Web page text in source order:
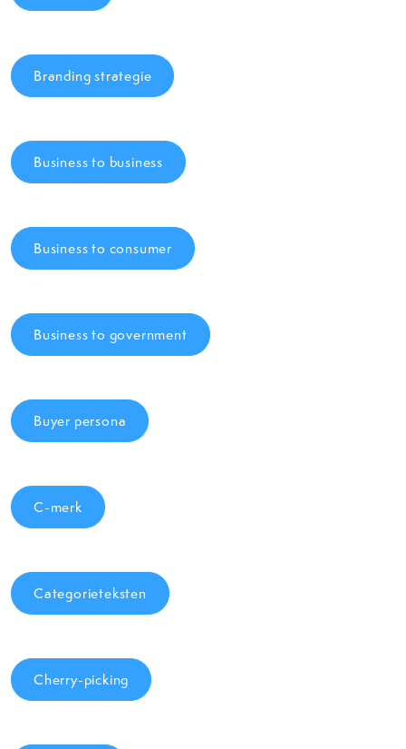
Branding strategie
Business to business
Business to consumer
Business to government
Buyer persona
C-merk
Categorieteksten
Cherry-picking